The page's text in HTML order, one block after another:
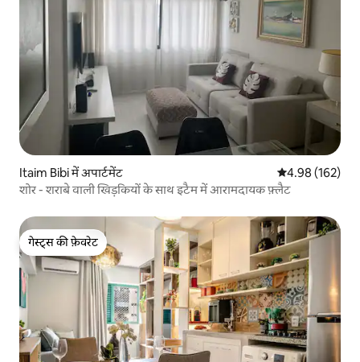
Itaim Bibi में अपार्टमेंट औसत रेटिंग 5 में से
4.98 (162)
शोर - शराबे वाली खिड़कियों के साथ इटैम में आरामदायक फ़्लैट
गेस्ट्स की फ़ेवरेट
गेस्ट्स की फ़ेवरेट